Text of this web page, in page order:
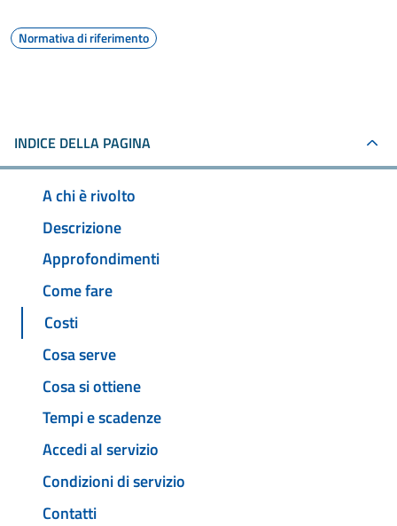
Normativa di riferimento
INDICE DELLA PAGINA
A chi è rivolto
Descrizione
Approfondimenti
Come fare
Costi
Cosa serve
Cosa si ottiene
Tempi e scadenze
Accedi al servizio
Condizioni di servizio
Contatti